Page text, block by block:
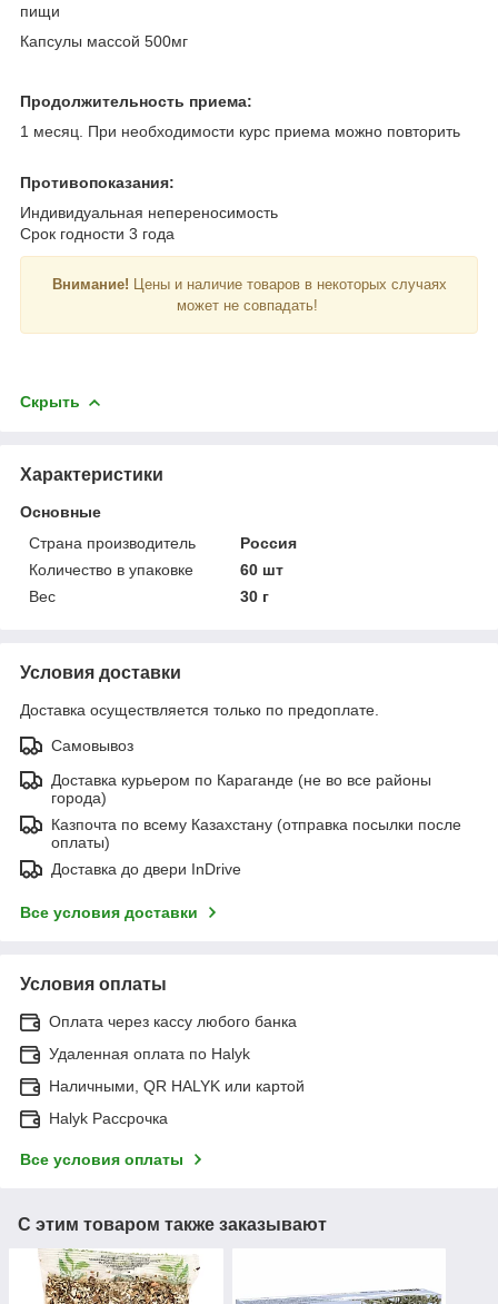
пищи
Капсулы массой 500мг
Продолжительность приема:
1 месяц. При необходимости курс приема можно повторить
Противопоказания:
Индивидуальная непереносимость
Срок годности 3 года
Внимание!
Цены и наличие товаров в некоторых случаях
может не совпадать!
Скрыть
Характеристики
Основные
Страна производитель
Россия
Количество в упаковке
60 шт
Вес
30 г
Условия доставки
Доставка осуществляется только по предоплате.
Самовывоз
Доставка курьером по Караганде (не во все районы
города)
Казпочта по всему Казахстану (отправка посылки после
оплаты)
Доставка до двери InDrive
Все условия доставки
Условия оплаты
Оплата через кассу любого банка
Удаленная оплата по Halyk
Наличными, QR HALYK или картой
Halyk Рассрочка
Все условия оплаты
С этим товаром также заказывают